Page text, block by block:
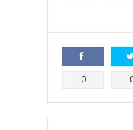
Compartir
0